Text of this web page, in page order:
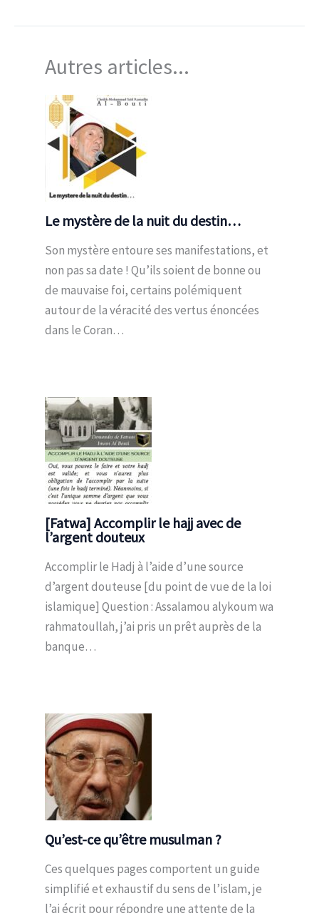
Autres articles...
Le mystère de la nuit du destin…
Son mystère entoure ses manifestations, et
non pas sa date ! Qu’ils soient de bonne ou
de mauvaise foi, certains polémiquent
autour de la véracité des vertus énoncées
dans le Coran…
[Fatwa] Accomplir le hajj avec de
l’argent douteux
Accomplir le Hadj à l’aide d’une source
d’argent douteuse [du point de vue de la loi
islamique] Question : Assalamou alykoum wa
rahmatoullah, j’ai pris un prêt auprès de la
banque…
Qu’est-ce qu’être musulman ?
Ces quelques pages comportent un guide
simplifié et exhaustif du sens de l’islam, je
l’ai écrit pour répondre une attente de la